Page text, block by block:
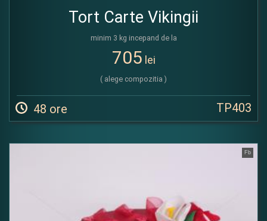
Tort Carte Vikingii
minim 3 kg incepand de la
705 lei
( alege compozitia )
48 ore TP403
Fb